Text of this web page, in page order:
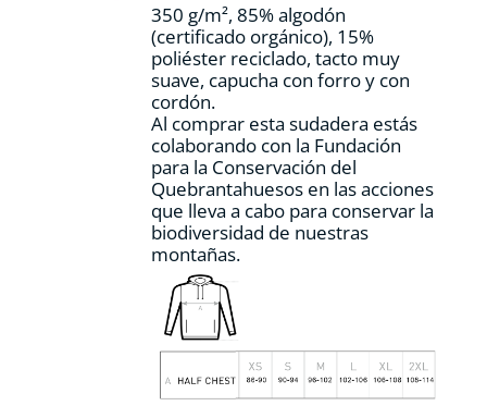
página
de
producto
350 g/m², 85% algodón
(certificado orgánico), 15%
poliéster reciclado, tacto muy
suave, capucha con forro y con
cordón.
Al comprar esta sudadera estás
colaborando con la Fundación
para la Conservación del
Quebrantahuesos en las acciones
que lleva a cabo para conservar la
biodiversidad de nuestras
montañas.